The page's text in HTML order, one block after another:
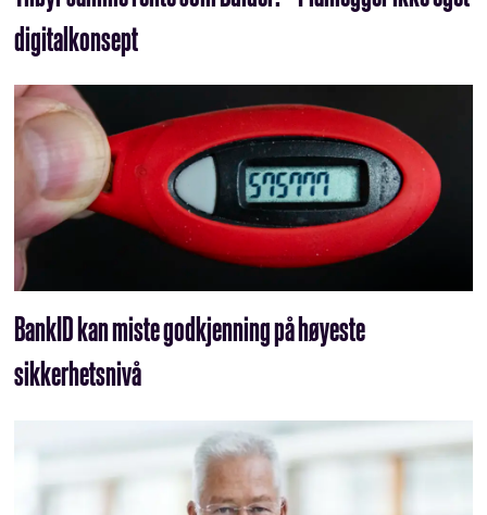
digitalkonsept
BankID kan miste godkjenning på høyeste
sikkerhetsnivå